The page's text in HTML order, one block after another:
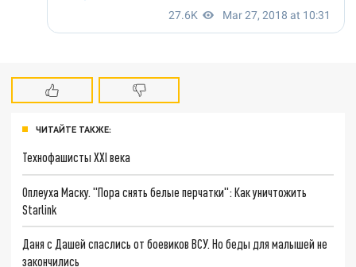
ЧИТАЙТЕ ТАКЖЕ:
Технофашисты XXI века
Оплеуха Маску. "Пора снять белые перчатки": Как уничтожить
Starlink
Даня с Дашей спаслись от боевиков ВСУ. Но беды для малышей не
закончились